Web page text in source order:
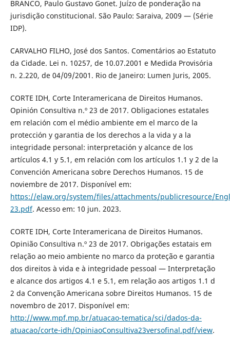
BRANCO, Paulo Gustavo Gonet. Juízo de ponderação na
jurisdição constitucional. São Paulo: Saraiva, 2009 — (Série
IDP).
CARVALHO FILHO, José dos Santos. Comentários ao Estatuto
da Cidade. Lei n. 10257, de 10.07.2001 e Medida Provisória
n. 2.220, de 04/09/2001. Rio de Janeiro: Lumen Juris, 2005.
CORTE IDH, Corte Interamericana de Direitos Humanos.
Opinión Consultiva n.º 23 de 2017. Obligaciones estatales
em relación com el médio ambiente em el marco de la
protección y garantia de los derechos a la vida y a la
integridade personal: interpretación y alcance de los
artículos 4.1 y 5.1, em relación com los artículos 1.1 y 2 de la
Convención Americana sobre Derechos Humanos. 15 de
noviembre de 2017. Disponível em:
https://elaw.org/system/files/attachments/publicresource/
23.pdf. Acesso em: 10 jun. 2023.
CORTE IDH, Corte Interamericana de Direitos Humanos.
Opinião Consultiva n.º 23 de 2017. Obrigações estatais em
relação ao meio ambiente no marco da proteção e garantia
dos direitos à vida e à integridade pessoal — Interpretação
e alcance dos artigos 4.1 e 5.1, em relação aos artigos 1.1 d
2 da Convenção Americana sobre Direitos Humanos. 15 de
novembro de 2017. Disponível em:
http://www.mpf.mp.br/atuacao-tematica/sci/dados-da-
atuacao/corte-idh/OpiniaoConsultiva23versofinal.pdf/view.